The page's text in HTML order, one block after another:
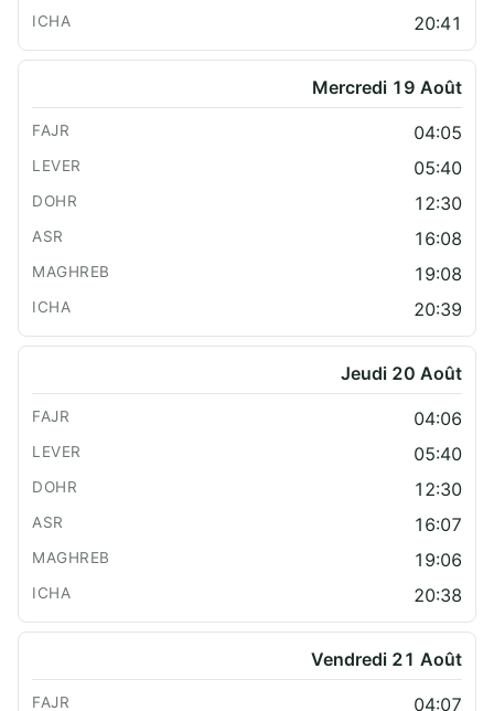
20:41
Mercredi 19 Août
04:05
05:40
12:30
16:08
19:08
20:39
Jeudi 20 Août
04:06
05:40
12:30
16:07
19:06
20:38
Vendredi 21 Août
04:07